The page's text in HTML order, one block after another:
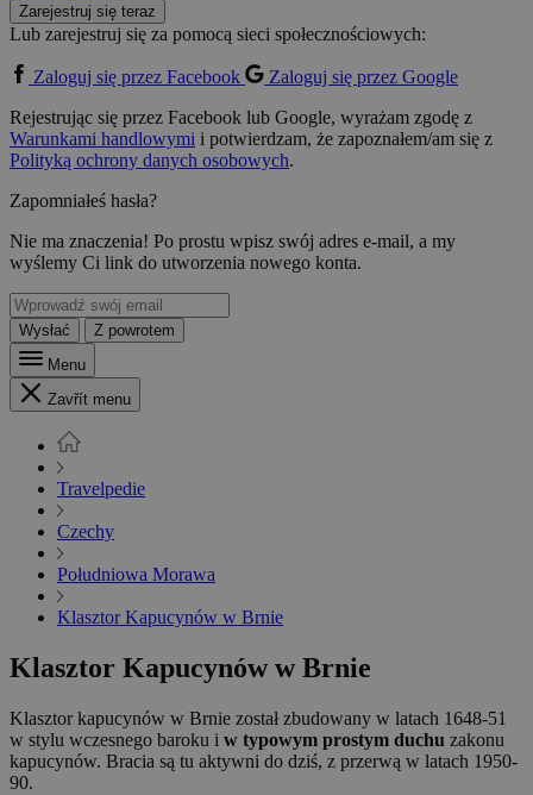
Zarejestruj się teraz
Lub zarejestruj się za pomocą sieci społecznościowych:
Zaloguj się przez Facebook
Zaloguj się przez Google
Rejestrując się przez Facebook lub Google, wyrażam zgodę z
Warunkami handlowymi i potwierdzam, że zapoznałem/am się z
Polityką ochrony danych osobowych.
Zapomniałeś hasła?
Nie ma znaczenia! Po prostu wpisz swój adres e-mail, a my
wyślemy Ci link do utworzenia nowego konta.
Wysłać
Z powrotem
Menu
Zavřít menu
Travelpedie
Czechy
Południowa Morawa
Klasztor Kapucynów w Brnie
Klasztor Kapucynów w Brnie
Klasztor kapucynów w Brnie został zbudowany w latach 1648-51
w stylu wczesnego baroku i w typowym prostym duchu zakonu
kapucynów. Bracia są tu aktywni do dziś, z przerwą w latach 1950-
90.